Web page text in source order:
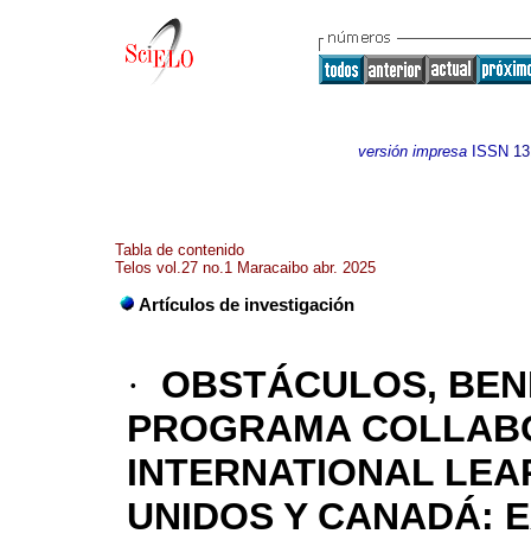
versión impresaISSN
Tabla de contenido
Telos vol.27 no.1 Maracaibo abr. 2025
Artículos de investigación
·
OBSTÁCULOS,
PROGRAMA
INTERNATIONAL
UNIDOS Y CANADÁ: